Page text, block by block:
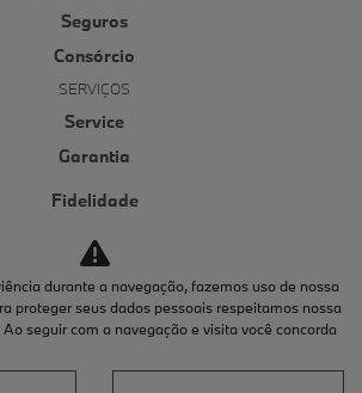
Seguros
Consórcio
SERVIÇOS
Service
Garantia
Fidelidade
Service inclusive
Óleos originais
Roadside assistance
E-COMMERCE
durante a navegação, fazemos uso de nossa
proteger seus dados pessoais respeitamos nossa
Ao seguir com a navegação e visita você concorda